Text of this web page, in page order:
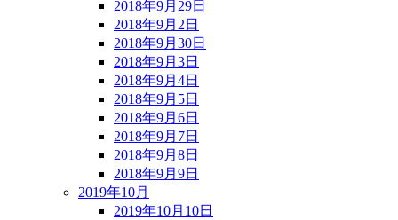
2018年9月29日
2018年9月2日
2018年9月30日
2018年9月3日
2018年9月4日
2018年9月5日
2018年9月6日
2018年9月7日
2018年9月8日
2018年9月9日
2019年10月
2019年10月10日